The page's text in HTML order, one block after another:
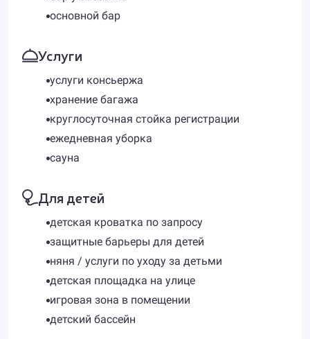
основной бар
Услуги
услуги консьержа
хранение багажа
круглосуточная стойка регистрации
ежедневная уборка
сауна
Для детей
детская кроватка по запросу
защитные барьеры для детей
няня / услуги по уходу за детьми
детская площадка на улице
игровая зона в помещении
детский бассейн